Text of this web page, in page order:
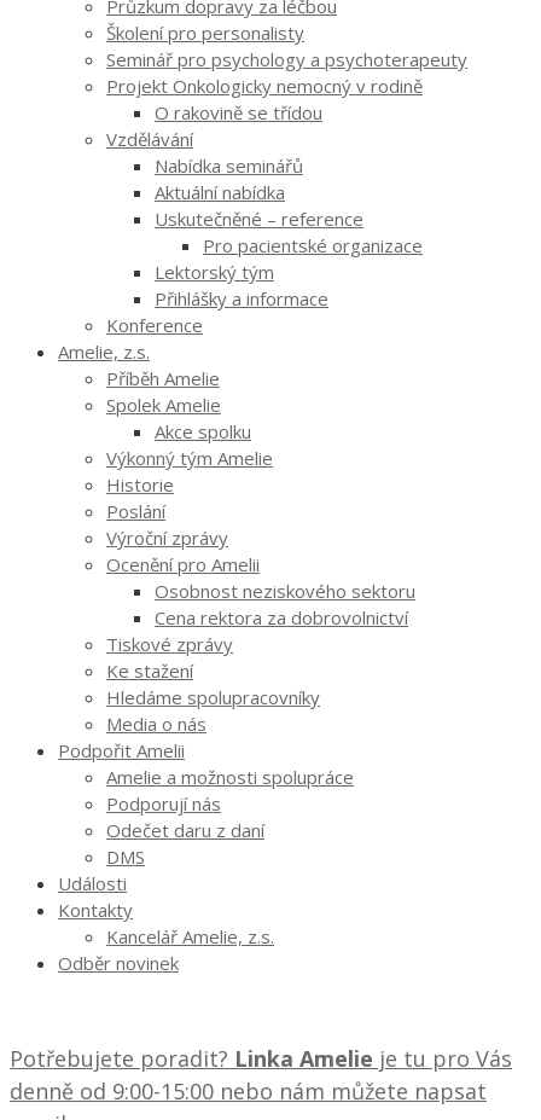
Průzkum dopravy za léčbou
Školení pro personalisty
Seminář pro psychology a psychoterapeuty
Projekt Onkologicky nemocný v rodině
O rakovině se třídou
Vzdělávání
Nabídka seminářů
Aktuální nabídka
Uskutečněné – reference
Pro pacientské organizace
Lektorský tým
Přihlášky a informace
Konference
Amelie, z.s.
Příběh Amelie
Spolek Amelie
Akce spolku
Výkonný tým Amelie
Historie
Poslání
Výroční zprávy
Ocenění pro Amelii
Osobnost neziskového sektoru
Cena rektora za dobrovolnictví
Tiskové zprávy
Ke stažení
Hledáme spolupracovníky
Media o nás
Podpořit Amelii
Amelie a možnosti spolupráce
Podporují nás
Odečet daru z daní
DMS
Události
Kontakty
Kancelář Amelie, z.s.
Odběr novinek
Potřebujete poradit? Linka Amelie je tu pro Vás
denně od 9:00-15:00 nebo nám můžete napsat